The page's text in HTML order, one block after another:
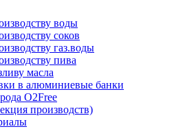
воды
соков
газ.воды
пива
масла
в алюминиевые банки
O2Free
производств)